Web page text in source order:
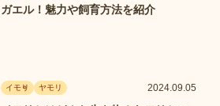
ガエル！魅力や飼育方法を紹介
イモリ ヤモリ 2024.09.05